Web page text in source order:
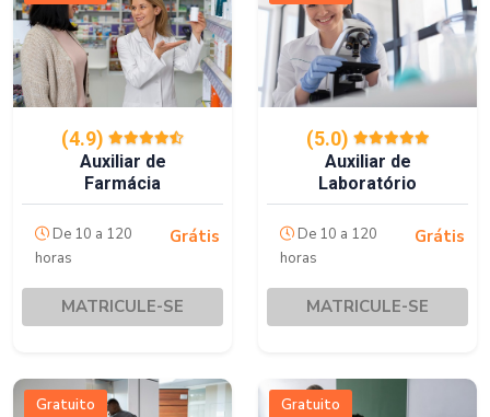
(4.9)
Auxiliar de
Farmácia
De 10 a 120
horas
Grátis
MATRICULE-SE
(5.0)
Auxiliar de
Laboratório
De 10 a 120
horas
Grátis
MATRICULE-SE
Gratuito Gratuito